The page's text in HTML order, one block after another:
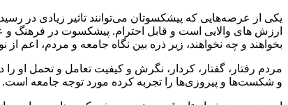
یکی از عرصه‌هایی که پیشکسوتان می‌توانند تاثیر زیادی
ارزش های والایی است و قابل احترام. پیشکسوت در فرهنگ
بخواهند و چه نخواهند، زیر ذره بین نگاه جامعه و مردم، اعم از
مردم رفتار، گفتار، کردار، نگرش و کیفیت تعامل و تحمل
و شکست‌ها و پیروزی‌ها را تجربه کرده مورد توجه جامعه است.